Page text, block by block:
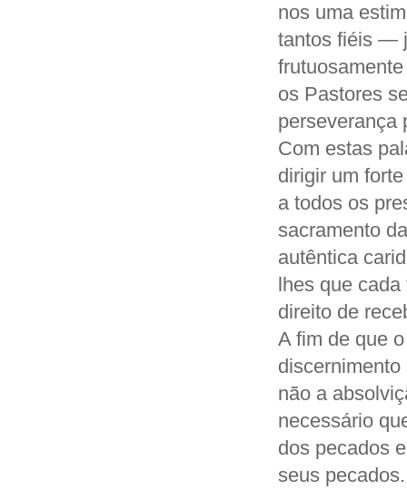
nos uma
tantos fiéis —
os Pastores
perseverança
Com estas
dirigir um
a todos os
sacramento
autêntica
lhes que
direito de
A fim de que
não a
necessário
dos pecados
seus